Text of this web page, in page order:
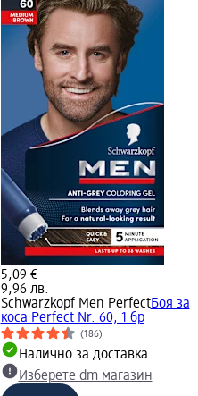
5,09 €
9,96 лв.
Schwarzkopf Men PerfectБоя за
коса Perfect Nr. 60, 1 бр
(186)
Налично за доставка
Изберете dm магазин